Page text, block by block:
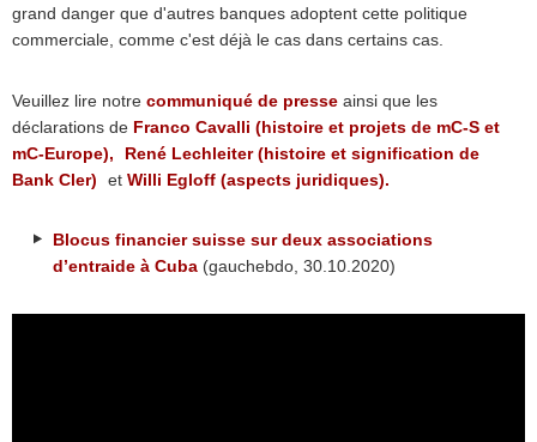
grand danger que d'autres banques adoptent cette politique
commerciale, comme c'est déjà le cas dans certains cas.
Veuillez lire notre communiqué de presse ainsi que les
déclarations de Franco Cavalli (histoire et projets de mC-S et
mC-Europe),
René Lechleiter (histoire et signification de
Bank Cler)
et Willi Egloff (aspects juridiques).
Blocus financier suisse sur deux associations
d’entraide à Cuba (gauchebdo, 30.10.2020)